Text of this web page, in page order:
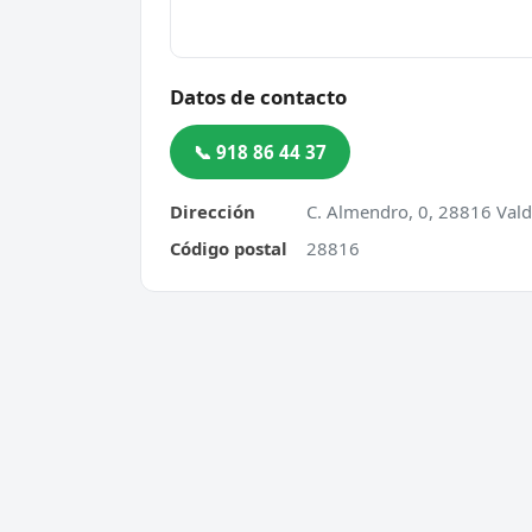
Datos de contacto
📞 918 86 44 37
Dirección
C. Almendro, 0, 28816
Código postal
28816